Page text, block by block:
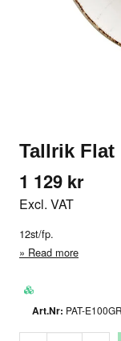
Tallrik Flat
1 129 kr
Excl. VAT
12st/fp.
Read more
PAT-